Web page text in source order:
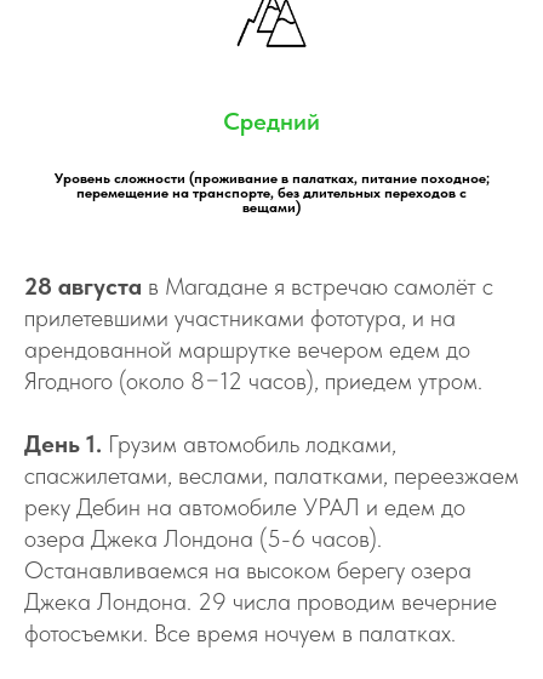
Средний
Уровень сложности (проживание в палатках, питание походное;
перемещение на транспорте, без длительных переходов с
вещами)
28 августа в Магадане я встречаю самолёт с
прилетевшими участниками фототура, и на
арендованной маршрутке вечером едем до
Ягодного (около 8−12 часов), приедем утром.
День 1. Грузим автомобиль лодками,
спасжилетами, веслами, палатками, переезжаем
реку Дебин на автомобиле УРАЛ и едем до
озера Джека Лондона (5-6 часов).
Останавливаемся на высоком берегу озера
Джека Лондона. 29 числа проводим вечерние
фотосъемки. Все время ночуем в палатках.